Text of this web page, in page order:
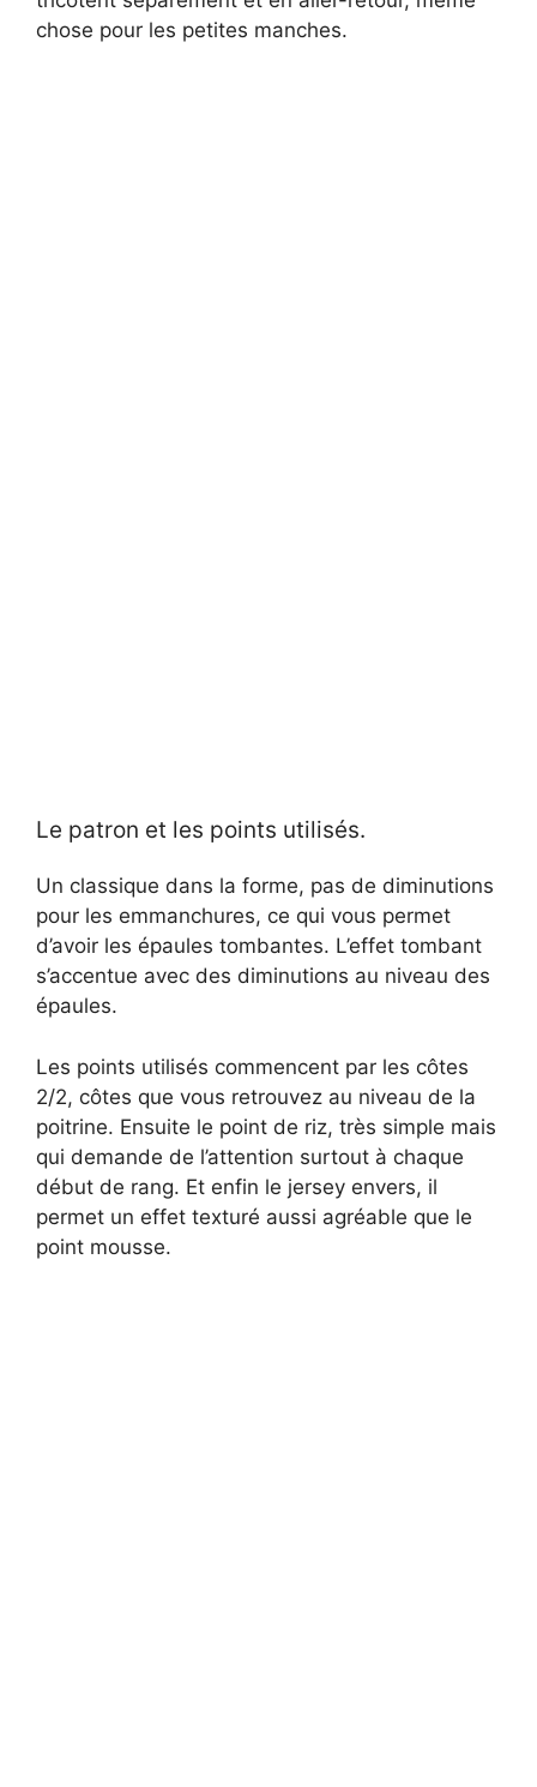
i
chose pour les petites manches.
Le patron et les points utilisés.
Un classique dans la forme, pas de diminutions
pour les emmanchures, ce qui vous permet
d’avoir les épaules tombantes. L’effet tombant
s’accentue avec des diminutions au niveau des
épaules.
Les points utilisés commencent par les côtes
2/2, côtes que vous retrouvez au niveau de la
poitrine. Ensuite le point de riz, très simple mais
qui demande de l’attention surtout à chaque
début de rang. Et enfin le jersey envers, il
permet un effet texturé aussi agréable que le
point mousse.